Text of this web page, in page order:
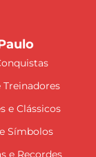
Treinadores
e Clássicos
Símbolos
e Recordes